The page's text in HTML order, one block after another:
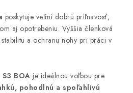
poskytuje veľmi dobrú priľnavosť,
aj opotrebeniu. Vyššia členková
a ochranu nohy pri práci v
BOA je ideálnou voľbou pre
pohodlnú a spoľahlivú